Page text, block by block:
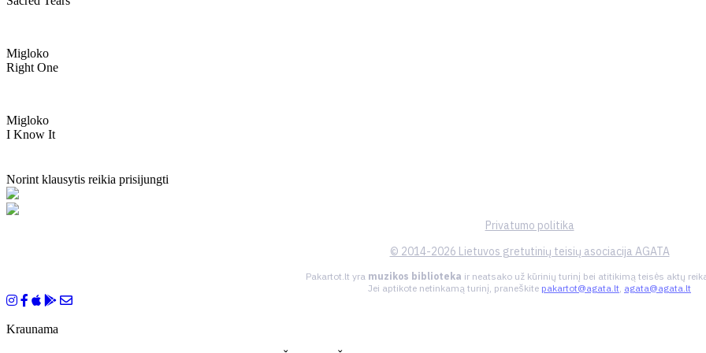
Migloko
Right One
Migloko
I Know It
Norint klausytis reikia prisijungti
Privatumo politika
© 2014-2026 Lietuvos gretutinių teisių asociacija AGATA
Pakartot.lt yra muzikos biblioteka ir neatsako už kūrinių turinį bei atitikimą teisės aktų
Jei aptikote netinkamą turinį, praneškite pakartot@agata.lt, agata@agata.lt
Kraunama